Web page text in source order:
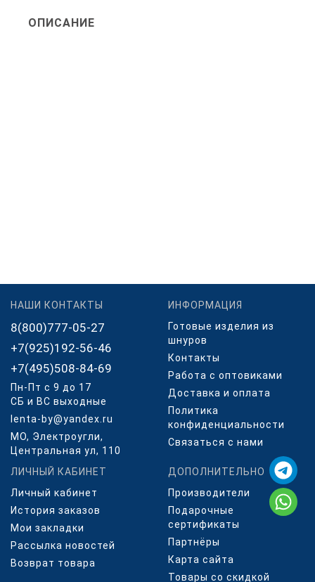
ОПИСАНИЕ
НАШИ КОНТАКТЫ
8(800)777-05-27
+7(925)192-56-46
+7(495)508-84-69
Пн-Пт с 9 до 17
СБ и ВС выходные
lenta-by@yandex.ru
МО, Электроугли,
Центральная ул, 110
ИНФОРМАЦИЯ
Готовые изделия из
шнуров
Контакты
Работа с оптовиками
Доставка и оплата
Политика
конфиденциальности
Связаться с нами
ЛИЧНЫЙ КАБИНЕТ
Личный кабинет
История заказов
Мои закладки
Рассылка новостей
Возврат товара
ДОПОЛНИТЕЛЬНО
Производители
Подарочные
сертификаты
Партнёры
Карта сайта
Товары со скидкой